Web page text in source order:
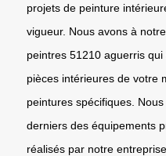
projets de peinture
vigueur. Nous avons à
peintres 51210 aguerris
pièces intérieures de votre
peintures spécifiques.
derniers des équipements
réalisés par notre